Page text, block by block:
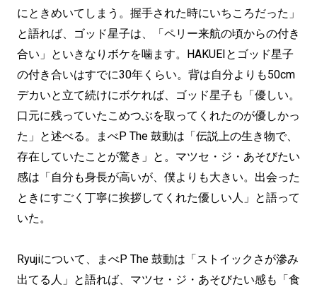
にときめいてしまう。握手された時にいちころだった」
と語れば、ゴッド星子は、「ペリー来航の頃からの付き
合い」といきなりボケを噛ます。HAKUEIとゴッド星子
の付き合いはすでに30年くらい。背は自分よりも50cm
デカいと立て続けにボケれば、ゴッド星子も「優しい。
口元に残っていたこめつぶを取ってくれたのが優しかっ
た」と述べる。まべP The 鼓動は「伝説上の生き物で、
存在していたことが驚き」と。マツセ・ジ・あそびたい
感は「自分も身長が高いが、僕よりも大きい。出会った
ときにすごく丁寧に挨拶してくれた優しい人」と語って
いた。
Ryujiについて、まべP The 鼓動は「ストイックさが滲み
出てる人」と語れば、マツセ・ジ・あそびたい感も「食